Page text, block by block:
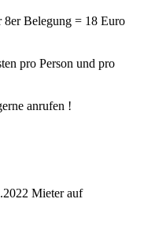
8er Belegung = 18 Euro
pro Person und pro
anrufen !
Mieter auf